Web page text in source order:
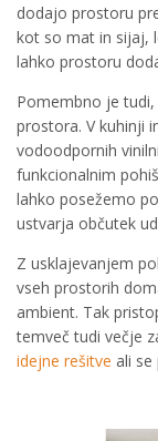
dodajo prostoru
kot so mat in sijaj,
lahko prostoru
Pomembno je
prostora. V kuhinji
vodoodpornih
funkcionalnim
lahko posežemo
ustvarja občutek
Z usklajevanjem
vseh prostorih
ambient. Tak
temveč tudi večje
idejne rešitve ali